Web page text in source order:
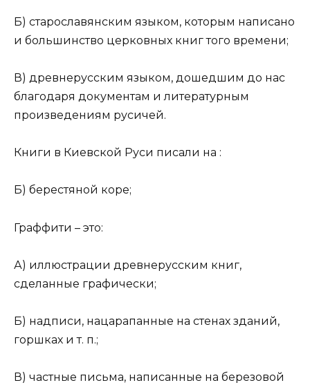
Б) старославянским языком, которым написано
и большинство церковных книг того времени;
В) древнерусским языком, дошедшим до нас
благодаря документам и литературным
произведениям русичей.
Книги в Киевской Руси писали на :
Б) берестяной коре;
Граффити – это:
А) иллюстрации древнерусским книг,
сделанные графически;
Б) надписи, нацарапанные на стенах зданий,
горшках и т. п.;
В) частные письма, написанные на березовой